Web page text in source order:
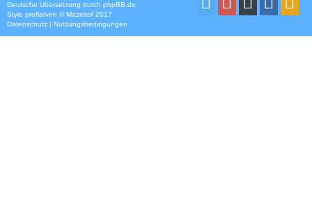
Deutsche Übersetzung durch phpBB.de
Style proflatvon ©Mazeltof 2017
Datenschutz | Nutzungsbedingungen